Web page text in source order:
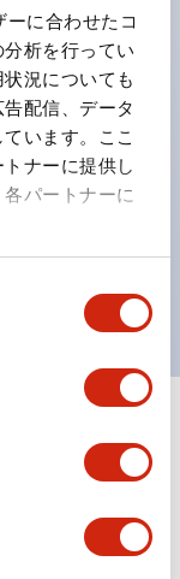
に合わせたコ
析を行ってい
況についても
配信、データ
います。ここ
ナーに提供し
パートナーに
向転換させると
ールすることが
み合わせ自由
インタロック付